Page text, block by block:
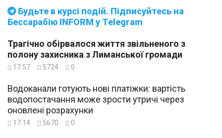
Будьте в курсі подій. Підписуйтесь на
Бессарабію INFORM у Telegram
Трагічно обірвалося життя звільненого з
полону захисника з Лиманської громади
17:57 5724 0
Водоканали готують нові платіжки: вартість
водопостачання може зрости утричі через
оновлені розрахунки
17:14 5670 0